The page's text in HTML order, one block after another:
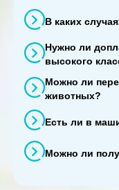
В каких
Нужно ли
высокого
Можно ли
животных?
Есть ли в
Можно ли